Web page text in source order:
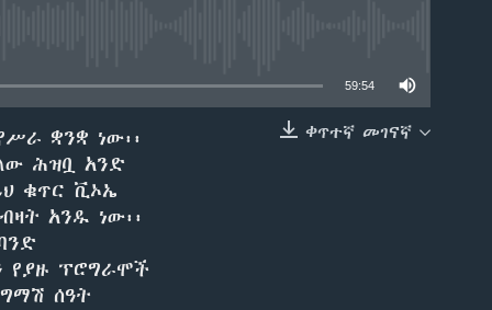
59:54
ቀጥተኛ መገናኛ
ቋንቋ ነው፡፡
ሕዝቧ አንድ
ቁጥር ቪኦኤ
አንዱ ነው፡፡
የያዙ ፕሮግራሞች
ሰዓት